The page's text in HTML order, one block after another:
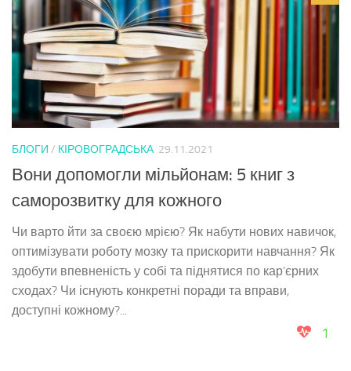
БЛОГИ / КІРОВОГРАДСЬКА 29.11.2021
Вони допомогли мільйонам: 5 книг з
саморозвитку для кожного
Чи варто йти за своєю мрією? Як набути нових навичок,
оптимізувати роботу мозку та прискорити навчання? Як
здобути впевненість у собі та піднятися по кар’єрних
сходах? Чи існують конкретні поради та вправи,
доступні кожному?...
1